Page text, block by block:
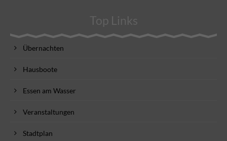
Top Links
Übernachten
Hausboote
Essen am Wasser
Veranstaltungen
Stadtplan